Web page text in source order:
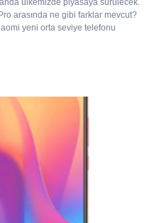
ülkemizde piyasaya sürülecek.
arasında ne gibi farklar mevcut?
yeni orta seviye telefonu